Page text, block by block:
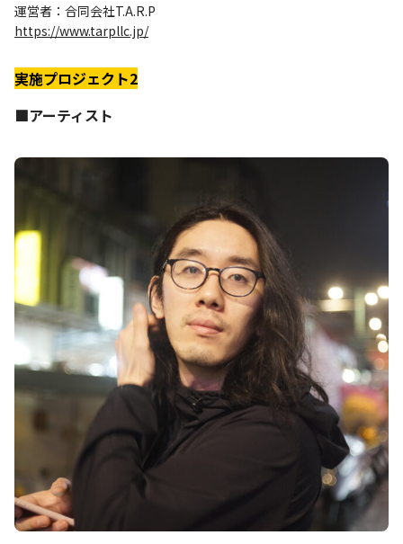
運営者：合同会社T.A.R.P
https://www.tarpllc.jp/
実施プロジェクト2
■アーティスト